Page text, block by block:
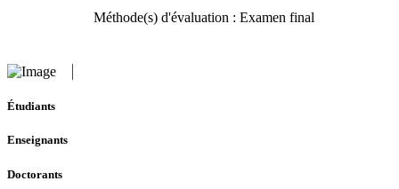
Méthode(s) d'évaluation : Examen final
Étudiants
Enseignants
Doctorants